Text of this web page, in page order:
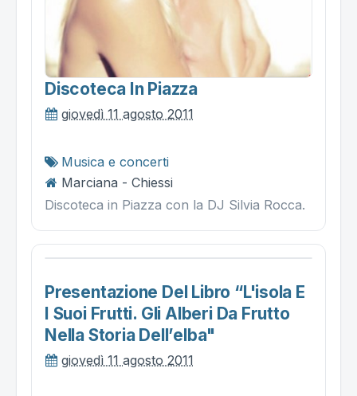
Discoteca In Piazza
giovedì 11 agosto 2011
Musica e concerti
Marciana - Chiessi
Discoteca in Piazza con la DJ Silvia Rocca.
Presentazione Del Libro “l'isola E
I Suoi Frutti. Gli Alberi Da Frutto
Nella Storia Dell’elba"
giovedì 11 agosto 2011